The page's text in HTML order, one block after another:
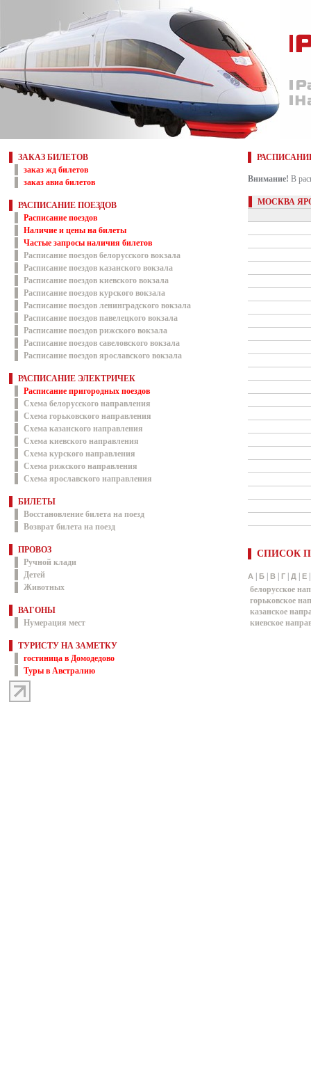
ЗАКАЗ БИЛЕТОВ
заказ жд билетов
заказ авиа билетов
РАСПИСАНИЕ ПОЕЗДОВ
Расписание поездов
Наличие и цены на билеты
Частые запросы наличия билетов
Расписание поездов белорусского вокзала
Расписание поездов казанского вокзала
Расписание поездов киевского вокзала
Расписание поездов курского вокзала
Расписание поездов ленинградского вокзала
Расписание поездов павелецкого вокзала
Расписание поездов рижского вокзала
Расписание поездов савеловского вокзала
Расписание поездов ярославского вокзала
РАСПИСАНИЕ ЭЛЕКТРИЧЕК
Расписание пригородных поездов
Схема белорусского направления
Схема горьковского направления
Схема казанского направления
Схема киевского направления
Схема курского направления
Схема рижского направления
Схема ярославского направления
БИЛЕТЫ
Восстановление билета на поезд
Возврат билета на поезд
ПРОВОЗ
Ручной клади
Детей
Животных
ВАГОНЫ
Нумерация мест
ТУРИСТУ НА ЗАМЕТКУ
гостиница в Домодедово
Туры в Австралию
Внимание! В
МОСКВА
СПИСОК
А Б В Г Д Е
белорусское
горьковское
казанское
киевское